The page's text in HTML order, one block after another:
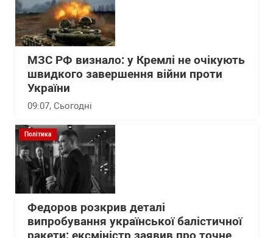
МЗС РФ визнало: у Кремлі не очікують
швидкого завершення війни проти
України
09:07, Сьогодні
Політика
Федоров розкрив деталі
випробування української балістичної